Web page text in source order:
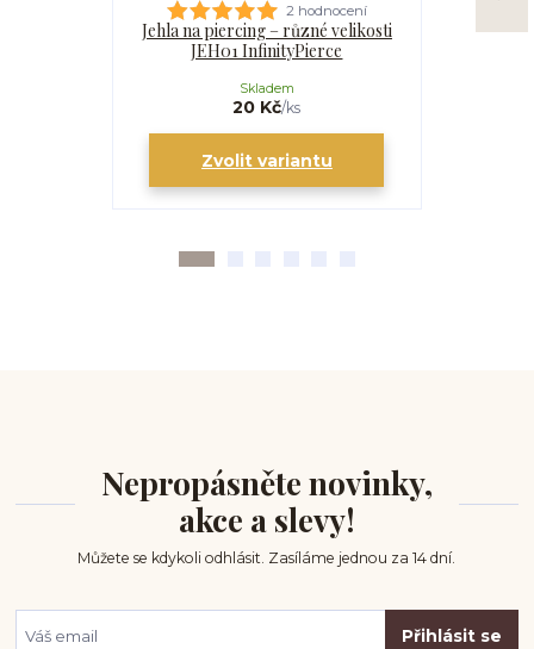
2 hodnocení
Jehla na piercing – různé velikosti
JEH01 InfinityPierce
20 Kč/ks
Skladem
Zvolit variantu
Nepropásněte novinky,
akce a slevy!
Můžete se kdykoli odhlásit. Zasíláme jednou za 14 dní.
Přihlásit se